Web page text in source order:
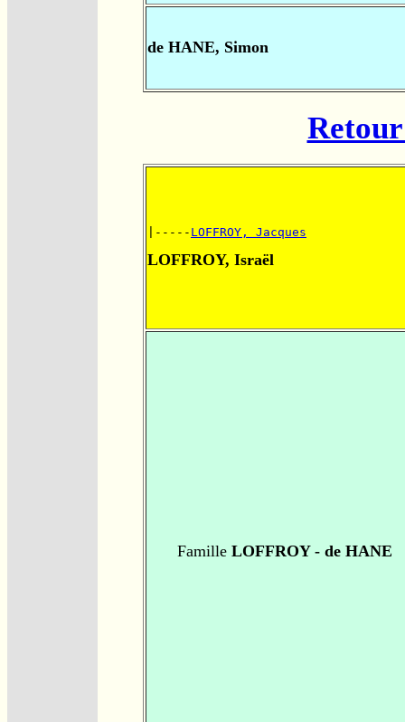
de HANE, Simon
|----- LOFFROY, Jacques
LOFFROY, Israël
FamilleLOFFROY - de HANE